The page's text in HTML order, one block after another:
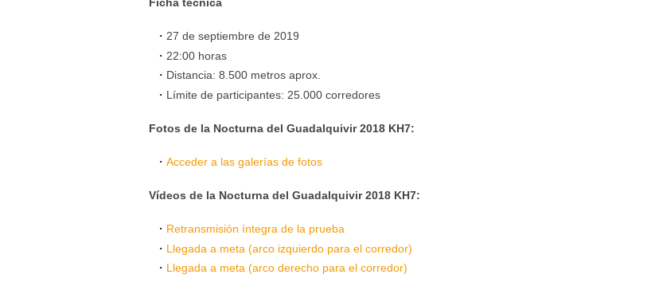
Ficha técnica
27 de septiembre de 2019
22:00 horas
Distancia: 8.500 metros aprox.
Límite de participantes: 25.000 corredores
Fotos de la Nocturna del Guadalquivir 2018 KH7:
Acceder a las galerías de fotos
Vídeos de la Nocturna del Guadalquivir 2018 KH7:
Retransmisión íntegra de la prueba
Llegada a meta (arco izquierdo para el corredor)
Llegada a meta (arco derecho para el corredor)